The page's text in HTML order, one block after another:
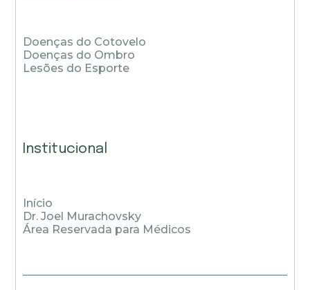
Doenças do Cotovelo
Doenças do Ombro
Lesões do Esporte
Institucional
Início
Dr. Joel Murachovsky
Área Reservada para Médicos